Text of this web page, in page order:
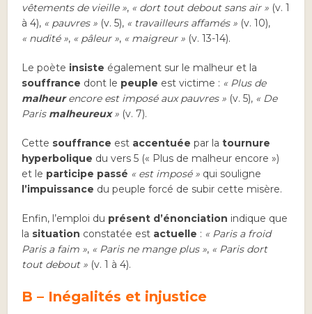
vêtements de vieille », « dort tout debout sans air » (v. 1
à 4), « pauvres » (v. 5), « travailleurs affamés » (v. 10),
« nudité », « pâleur », « maigreur » (v. 13-14).
Le poète insiste également sur le malheur et la
souffrance dont le peuple est victime : « Plus de
malheurencore est imposé aux pauvres » (v. 5), « De
Paris malheureux» (v. 7).
Cette souffrance est accentuéepar latournure
hyperbolique du vers 5 (« Plus de malheur encore »)
et le participe passé « est imposé » qui souligne
l’impuissance du peuple forcé de subir cette misère.
Enfin, l’emploi du présent d’énonciation indique que
la situation constatée est actuelle : « Paris a froid
Paris a faim », « Paris ne mange plus », « Paris dort
tout debout » (v. 1 à 4).
B – Inégalités et injustice